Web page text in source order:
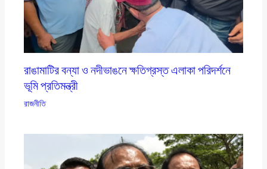
রাঙামাটির বন্যা ও নদীভাঙনে ক্ষতিগ্রস্ত এলাকা পরিদর্শনে
ভূমি প্রতিমন্ত্রী
রাজনীতি